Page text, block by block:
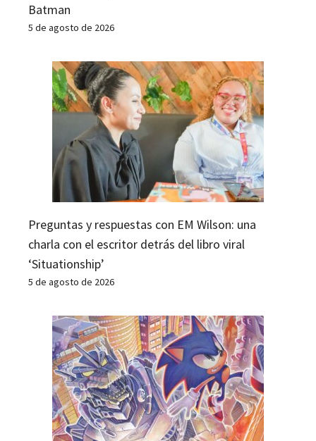
Batman
5 de agosto de 2026
Preguntas y respuestas con EM Wilson: una
charla con el escritor detrás del libro viral
‘Situationship’
5 de agosto de 2026